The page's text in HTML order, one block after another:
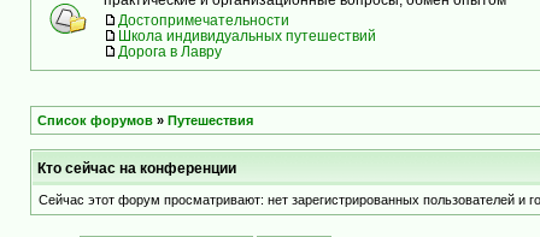
Достопримечательности
Школа индивидуальных путешествий
Дорога в Лавру
Список форумов » Путешествия
Кто сейчас на конференции
Сейчас этот форум просматривают: нет зарегистрированных пользователей и